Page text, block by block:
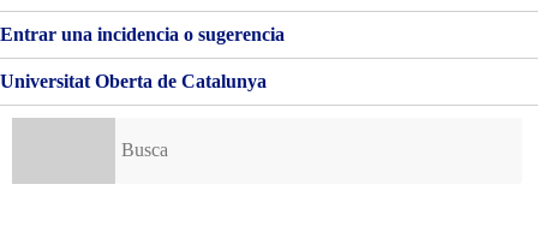
Entrar una incidencia o sugerencia
Universitat Oberta de Catalunya